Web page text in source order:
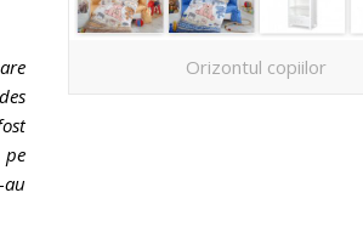
Orizontul copiilor